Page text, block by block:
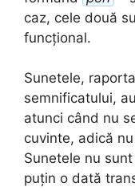
caz, cele două
funcțional.
Sunetele,
semnificatului,
atunci când nu
cuvinte, adică
Sunetele nu
puțin o dată